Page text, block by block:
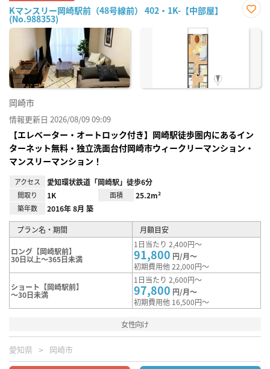
Kマンスリー岡崎駅前（48号線前） 402・1K-【中部屋】
(No.988353)
に入
岡崎市
情報更新日 2026/08/09 09:09
【エレベーター・オートロック付き】岡崎駅徒歩圏内にあるイン
ターネット無料・独立洗面台付岡崎市ウィークリーマンション・
マンスリーマンション！
アクセス 愛知環状鉄道「岡崎駅」徒歩6分
間取り 1K 面積 25.2m²
築年数 2016年 8月 築
プラン名・期間 月額目安
ロング【岡崎駅前】
30日以上～365日未満
1日当たり 2,400円～
91,800 円/月～
初期費用他 22,000円～
ショート【岡崎駅前】
～30日未満
1日当たり 2,600円～
97,800 円/月～
初期費用他 16,500円～
女性向け
愛知県 岡崎市